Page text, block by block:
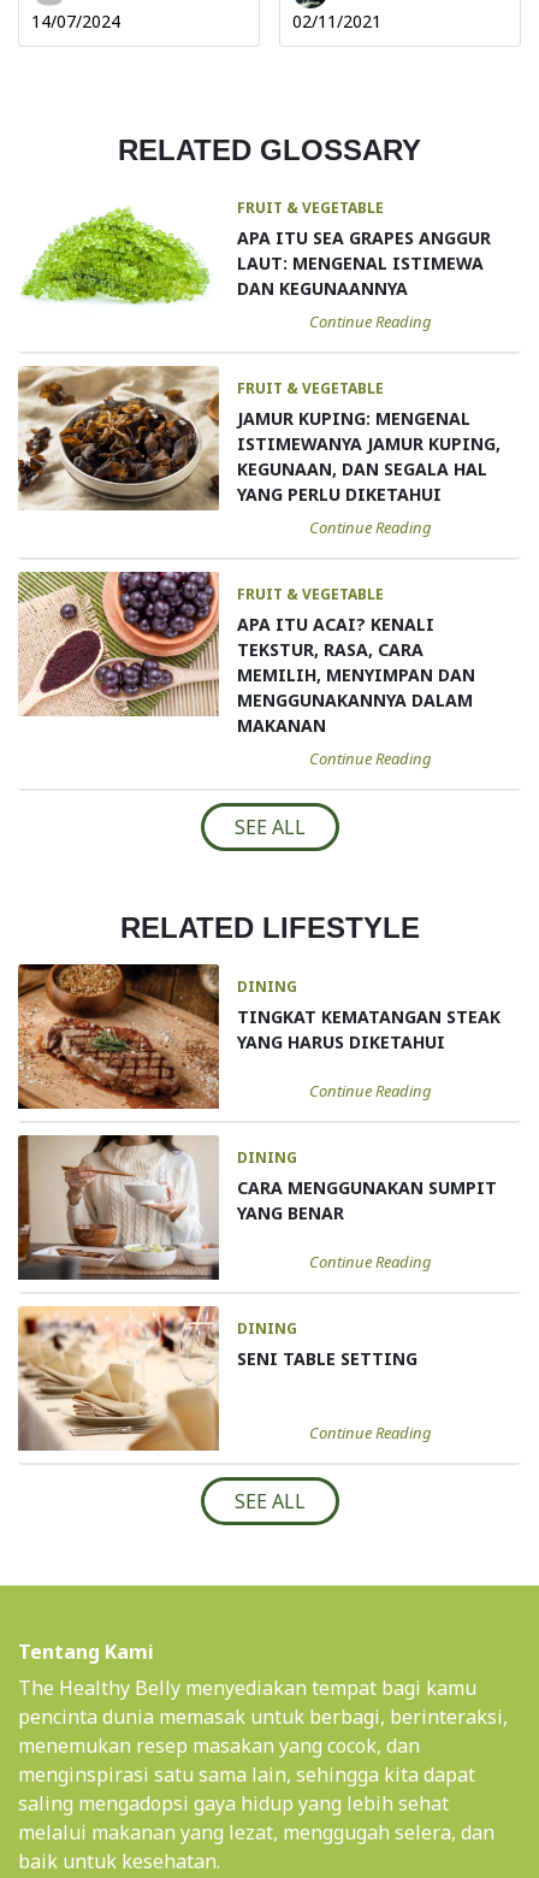
14/07/2024 02/11/2021
RELATED GLOSSARY
FRUIT & VEGETABLE
APA ITU SEA GRAPES ANGGUR
LAUT: MENGENAL ISTIMEWA
DAN KEGUNAANNYA
Continue Reading
FRUIT & VEGETABLE
JAMUR KUPING: MENGENAL
ISTIMEWANYA JAMUR KUPING,
KEGUNAAN, DAN SEGALA HAL
YANG PERLU DIKETAHUI
Continue Reading
FRUIT & VEGETABLE
APA ITU ACAI? KENALI
TEKSTUR, RASA, CARA
MEMILIH, MENYIMPAN DAN
MENGGUNAKANNYA DALAM
MAKANAN
Continue Reading
SEE ALL
RELATED LIFESTYLE
DINING
TINGKAT KEMATANGAN STEAK
YANG HARUS DIKETAHUI
Continue Reading
DINING
CARA MENGGUNAKAN SUMPIT
YANG BENAR
Continue Reading
DINING
SENI TABLE SETTING
Continue Reading
SEE ALL
Tentang Kami
The Healthy Belly menyediakan tempat bagi kamu
pencinta dunia memasak untuk berbagi, berinteraksi,
menemukan resep masakan yang cocok, dan
menginspirasi satu sama lain, sehingga kita dapat
saling mengadopsi gaya hidup yang lebih sehat
melalui makanan yang lezat, menggugah selera, dan
baik untuk kesehatan.